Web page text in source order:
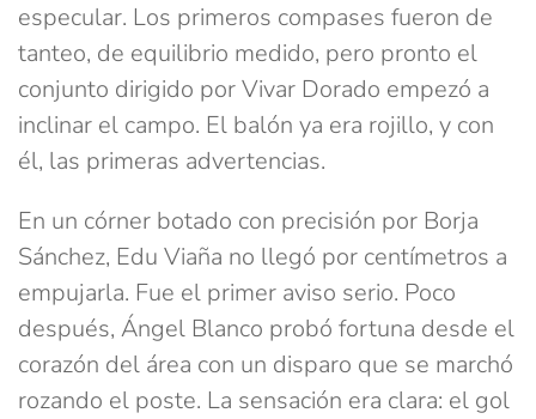
especular. Los primeros compases fueron de
tanteo, de equilibrio medido, pero pronto el
conjunto dirigido por Vivar Dorado empezó a
inclinar el campo. El balón ya era rojillo, y con
él, las primeras advertencias.
En un córner botado con precisión por Borja
Sánchez, Edu Viaña no llegó por centímetros a
empujarla. Fue el primer aviso serio. Poco
después, Ángel Blanco probó fortuna desde el
corazón del área con un disparo que se marchó
rozando el poste. La sensación era clara: el gol